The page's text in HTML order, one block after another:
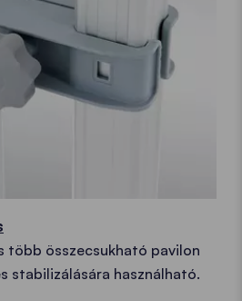
több összecsukható pavilon
stabilizálására használható.